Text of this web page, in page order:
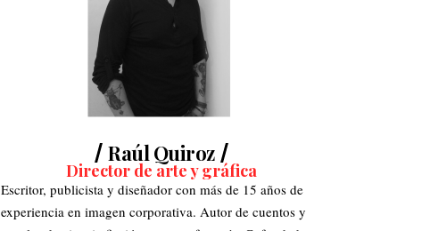
Raúl Quiroz
Director de arte y gráfica
Escritor, publicista y diseñador con más de 15 años de
experiencia en imagen corporativa. Autor de cuentos y